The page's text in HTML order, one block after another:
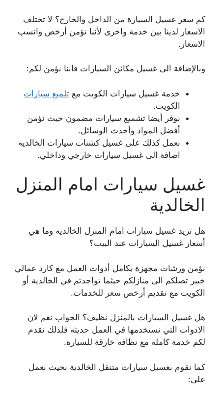
كم سعر غسيل السيارة من الداخل والخارج؟ لا تختلف
الاسعار لدينا بين خدمة واخرى لأننا نؤمن أرخص وانسب
الاسعار.
وبالإضافة الى غسيل مكائن السيارات فاننا نؤمن لكم:
خدمة غسيل سيارات الكويت مع تلميع سيارات
الكويت.
نوفر أيضا تشميع سيارات مضمون حيث نؤمن
أفضل المواد وأحدث الوسائل.
نعمل كذلك على غسيل كشنات سيارات الخالدية
اضافة الى غسيل سيارات خارجي وداخلي.
غسيل سيارات امام المنزل
الخالدية
هل تريد غسيل سيارات امام المنزل الخالدية وما هي
أسعار غسيل السيارات عند البيت؟
نؤمن ورشات مجهزة بكامل أدوات العمل مع كارد عمالي
خبير تصلكم الى منازلكم حيثما تواجدتم في الخالدية أو
الكويت مع تقديم أرخص سعر للخدمات.
هل غسيل السيارات بالمنزل نظيف؟ الجواب نعم لان
الادوات التي نستخدمها في العمل حديثة فلذلك نقدم
لكم خدمة كاملة مع نظافة خارقة للسيارة.
كما نقوم بغسيل سيارات متنقل الخالدية بحيث نعمل
على: